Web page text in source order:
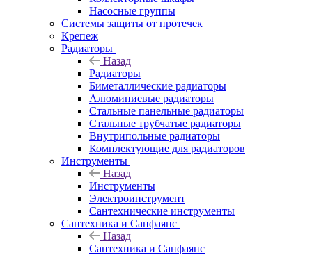
Насосные группы
Системы защиты от протечек
Крепеж
Радиаторы
Назад
Радиаторы
Биметаллические радиаторы
Алюминиевые радиаторы
Стальные панельные радиаторы
Стальные трубчатые радиаторы
Внутрипольные радиаторы
Комплектующие для радиаторов
Инструменты
Назад
Инструменты
Электроинструмент
Сантехнические инструменты
Сантехника и Санфаянс
Назад
Сантехника и Санфаянс